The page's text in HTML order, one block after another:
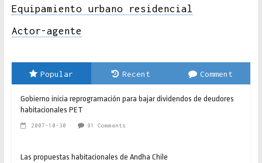
Equipamiento urbano residencial
Actor-agente
Popular Recent Comment
Gobierno inicia reprogramación para bajar dividendos de deudores
habitacionales PET
2007-10-30 91 Comments
Las propuestas habitacionales de Andha Chile